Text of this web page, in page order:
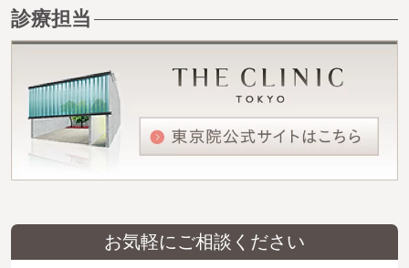
診療担当
お気軽にご相談ください